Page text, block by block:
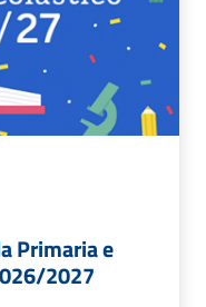
Primaria e
2027